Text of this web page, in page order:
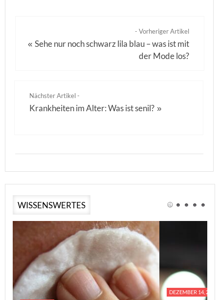
- Vorheriger Artikel
«Sehe nur noch schwarz lila blau – was ist mit
der Mode los?
Nächster Artikel -
Krankheiten im Alter: Was ist senil? »
WISSENSWERTES
DEZEMBER 14, 2023